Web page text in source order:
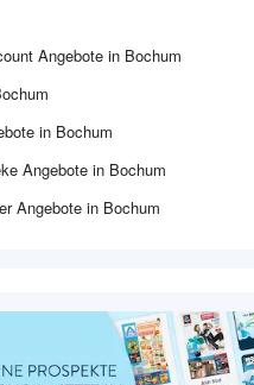
Angebote in Bochum
in Bochum
Angebote in Bochum
Angebote in Bochum